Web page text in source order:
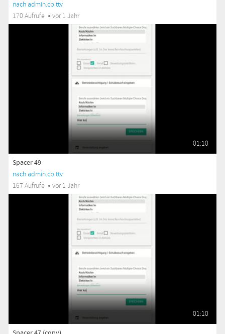
nach admin.cb.ttv
170 Aufrufe
vor 1 Jahr
01:10
Spacer 49
nach admin.cb.ttv
167 Aufrufe
vor 1 Jahr
01:10